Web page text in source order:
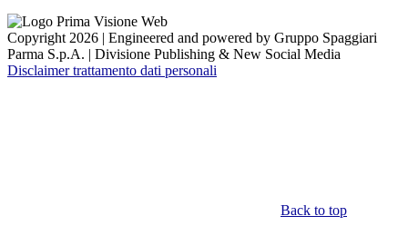
Copyright 2026 | Engineered and powered by Gruppo Spaggiari
Parma S.p.A. | Divisione Publishing & New Social Media
Disclaimer trattamento dati personali
Back to top